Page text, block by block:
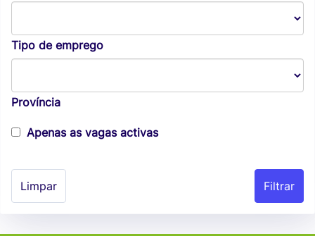
Tipo de emprego
Província
Apenas as vagas activas
Limpar